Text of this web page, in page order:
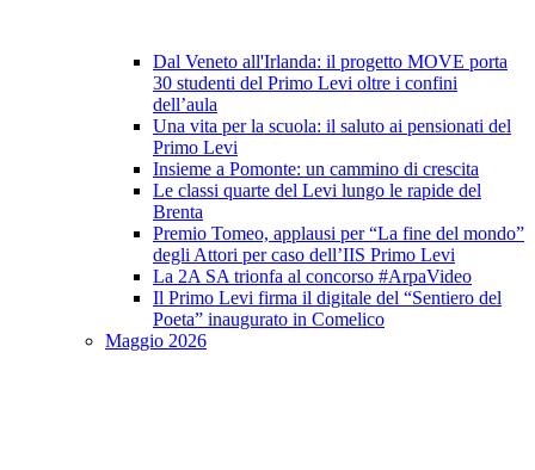
Dal Veneto all'Irlanda: il progetto MOVE porta
30 studenti del Primo Levi oltre i confini
dell’aula
Una vita per la scuola: il saluto ai pensionati del
Primo Levi
Insieme a Pomonte: un cammino di crescita
Le classi quarte del Levi lungo le rapide del
Brenta
Premio Tomeo, applausi per “La fine del mondo”
degli Attori per caso dell’IIS Primo Levi
La 2A SA trionfa al concorso #ArpaVideo
Il Primo Levi firma il digitale del “Sentiero del
Poeta” inaugurato in Comelico
Maggio 2026